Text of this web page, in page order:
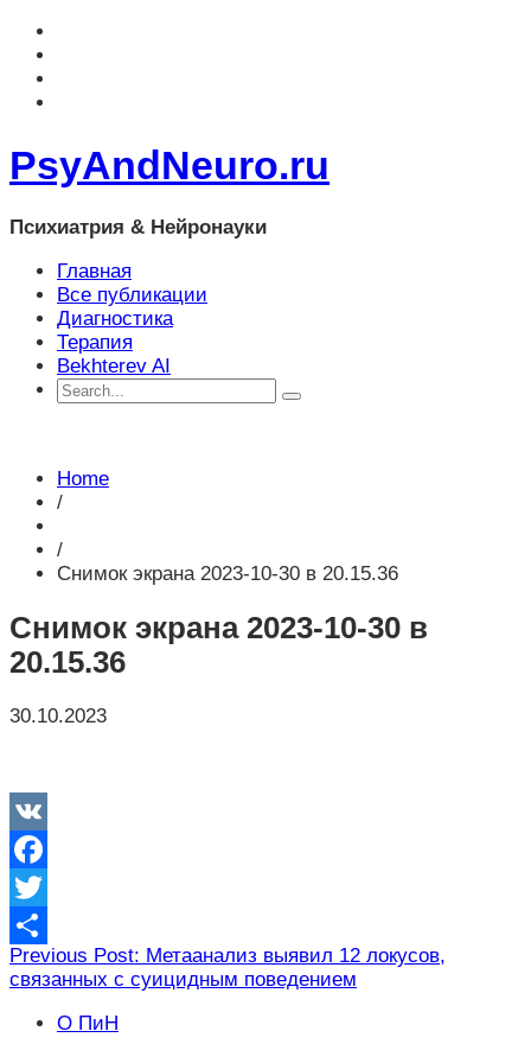
PsyAndNeuro.ru
Психиатрия & Нейронауки
Главная
Все публикации
Диагностика
Терапия
Bekhterev AI
Home
/
/
Снимок экрана 2023-10-30 в 20.15.36
Снимок экрана 2023-10-30 в
20.15.36
30.10.2023
VK
Facebook
Twitter
Отправить
Навигация
по
записям
Previous Post: Метаанализ выявил 12 локусов,
связанных с суицидным поведением
О ПиН